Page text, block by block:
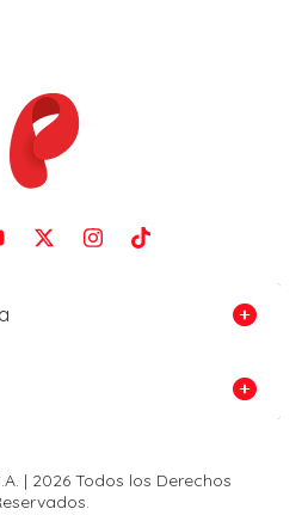
| 2026 Todos los Derechos